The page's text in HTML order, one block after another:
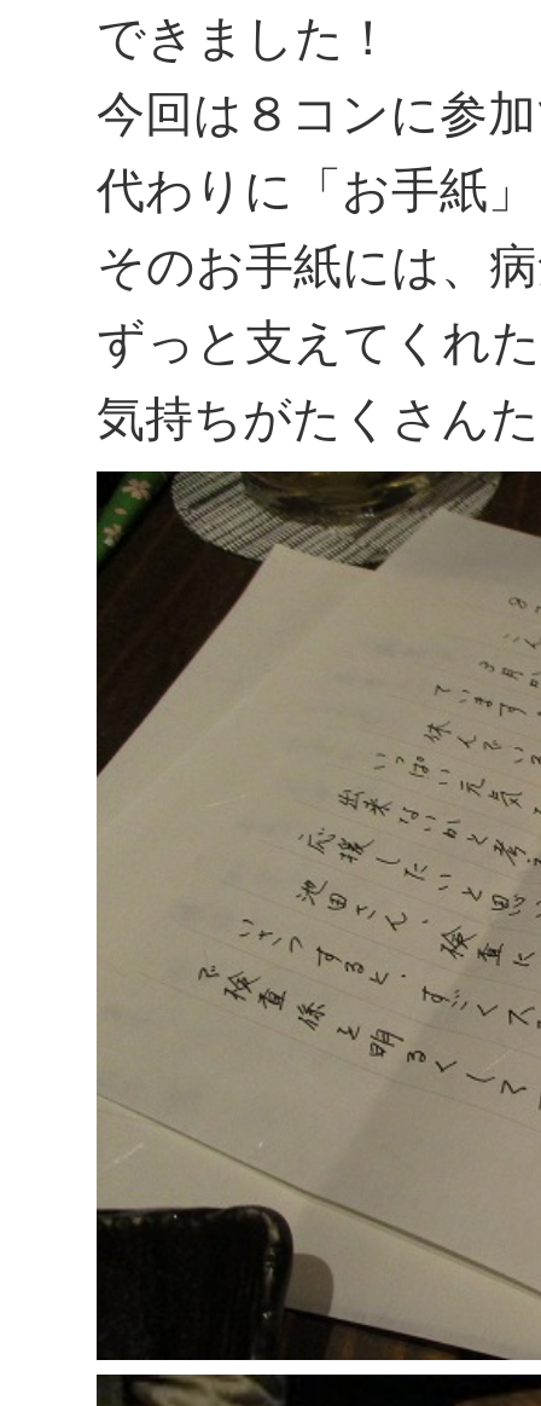
できました！
今回は８コンに参
代わりに「お手紙
そのお手紙には、
ずっと支えてくれ
気持ちがたくさん